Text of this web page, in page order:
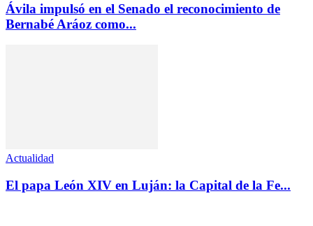
Ávila impulsó en el Senado el reconocimiento de
Bernabé Aráoz como...
Actualidad
El papa León XIV en Luján: la Capital de la Fe...